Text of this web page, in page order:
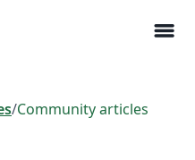
menu
/Community articles